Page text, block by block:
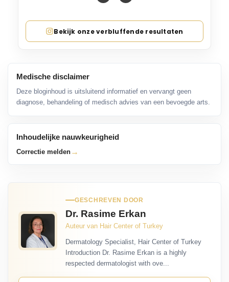
Bekijk onze verbluffende resultaten
Medische disclaimer
Deze bloginhoud is uitsluitend informatief en vervangt geen
diagnose, behandeling of medisch advies van een bevoegde arts.
Inhoudelijke nauwkeurigheid
Correctie melden →
GESCHREVEN DOOR
Dr. Rasime Erkan
Auteur van Hair Center of Turkey
Dermatology Specialist, Hair Center of Turkey
Introduction Dr. Rasime Erkan is a highly
respected dermatologist with ove...